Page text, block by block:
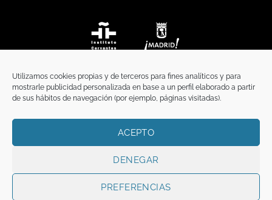
Utilizamos cookies propias y de terceros para fines analíticos y para
mostrarle publicidad personalizada en base a un perfil elaborado a partir
de sus hábitos de navegación (por ejemplo, páginas visitadas).
ACEPTO
DENEGAR
PREFERENCIAS
TÉRMINOS Y CONDICIONES
Copyright 2026 ©FunciFUNCI es titular de los derechos de propiedad
intelectual e industrial de este sitio web, y es también titular o tiene la